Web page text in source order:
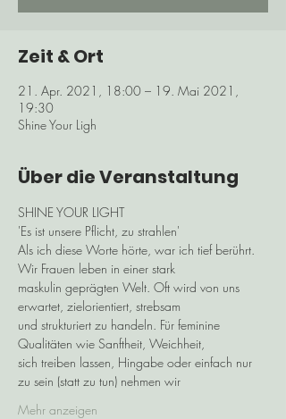
Zeit & Ort
21. Apr. 2021, 18:00 – 19. Mai 2021,
19:30
Shine Your Ligh
Über die Veranstaltung
SHINE YOUR LIGHT
'Es ist unsere Pflicht, zu strahlen'
Als ich diese Worte hörte, war ich tief berührt.
Wir Frauen leben in einer stark
maskulin geprägten Welt. Oft wird von uns
erwartet, zielorientiert, strebsam
und strukturiert zu handeln. Für feminine
Qualitäten wie Sanftheit, Weichheit,
sich treiben lassen, Hingabe oder einfach nur
zu sein (statt zu tun) nehmen wir
Mehr anzeigen